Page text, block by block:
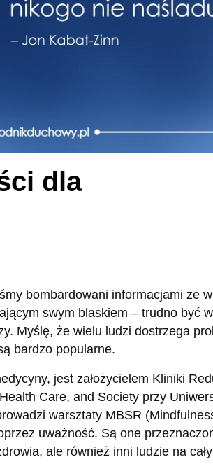
dla
bombardowani informacjami ze
swym blaskiem – trudno być w
Myślę, że wielu ludzi dostrzega
bardzo popularne.
jest założycielem Kliniki
Care, and Society przy
warsztaty MBSR
uważność. Są one
ale również inni ludzie na